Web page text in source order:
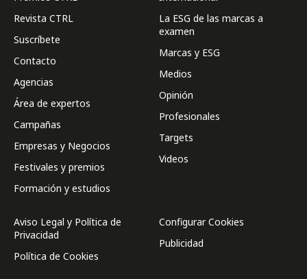
Revista CTRL
Suscríbete
Contacto
Agencias
Área de expertos
Campañas
Empresas y Negocios
Festivales y premios
Formación y estudios
La ESG de las marcas a
examen
Marcas y ESG
Medios
Opinión
Profesionales
Targets
Videos
Aviso Legal y Política de
Privacidad
Política de Cookies
Configurar Cookies
Publicidad